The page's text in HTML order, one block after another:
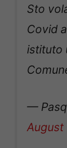
Sto
Covid
istituto
—
August